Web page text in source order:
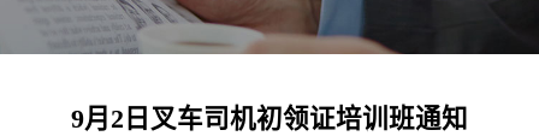
9月2日叉车司机初领证培训班通知